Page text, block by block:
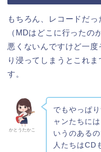
もちろん、レコードだ
（MDはどこに行ったの
悪くないんですけど一
り浸ってしまうとこれ
す。
かとうたかこ
でもやっぱ
ャンたちに
いうのある
人たちはCD